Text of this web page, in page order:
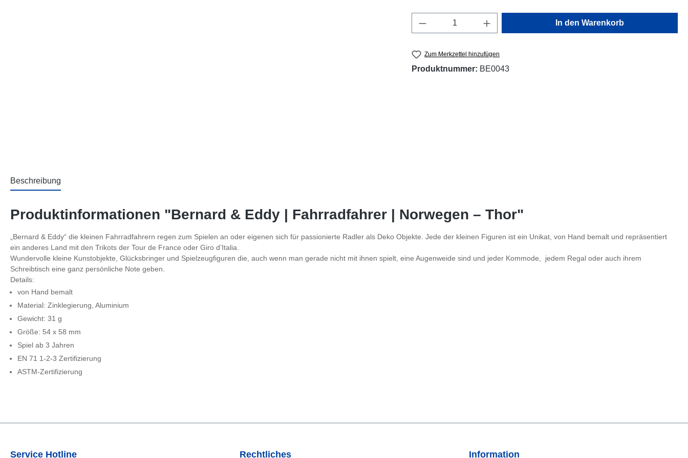
Produkt Anzahl: Gib den gewünschten Wert ein
In den Warenkorb
Zum Merkzettel hinzufügen
Produktnummer: BE0043
Beschreibung
Produktinformationen "Bernard & Eddy | Fahrradfahrer | Norwegen – Thor"
„Bernard & Eddy“ die kleinen Fahrradfahrern regen zum Spielen an oder eigenen sich für passionierte Radler als Deko Objekte. Jede der kleinen Figuren ist ein Unikat, von Hand bemalt und repräsentiert
ein anderes Land mit den Trikots der Tour de France oder Giro d’Italia.
Wundervolle kleine Kunstobjekte, Glücksbringer und Spielzeugfiguren die, auch wenn man gerade nicht mit ihnen spielt, eine Augenweide sind und jeder Kommode, jedem Regal oder auch ihrem
Schreibtisch eine ganz persönliche Note geben.
Details:
von Hand bemalt
Material: Zinklegierung, Aluminium
Gewicht: 31 g
Größe: 54 x 58 mm
Spiel ab 3 Jahren
EN 71 1-2-3 Zertifizierung
ASTM-Zertifizierung
Service Hotline Rechtliches Information